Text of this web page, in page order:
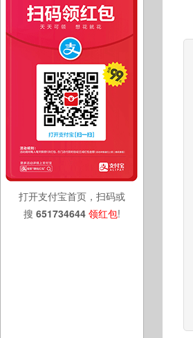
打开支付宝首页，扫码或
搜 651734644 领红包!